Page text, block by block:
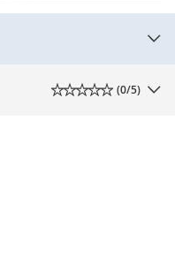
(0/5)